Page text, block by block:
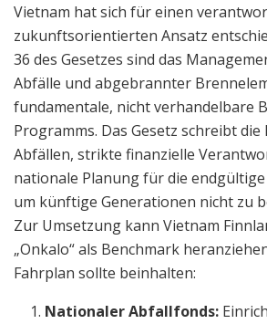
Vietnam hat sich für einen
zukunftsorientierten Ansatz
36 des Gesetzes sind das
Abfälle und abgebrannter
fundamentale, nicht verhandelbare
Programms. Das Gesetz schreibt
Abfällen, strikte finanzielle
nationale Planung für die
um künftige Generationen nicht zu
Zur Umsetzung kann Vietnam
„Onkalo“ als Benchmark
Fahrplan sollte beinhalten:
Nationaler Abfallfonds: